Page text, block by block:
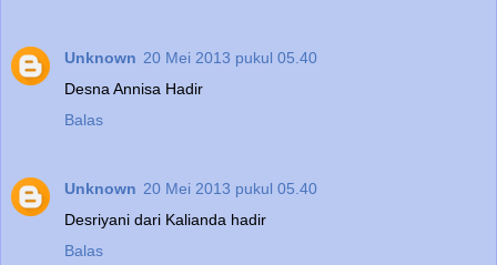
Unknown 20 Mei 2013 pukul 05.40
Desna Annisa Hadir
Balas
Unknown 20 Mei 2013 pukul 05.40
Desriyani dari Kalianda hadir
Balas